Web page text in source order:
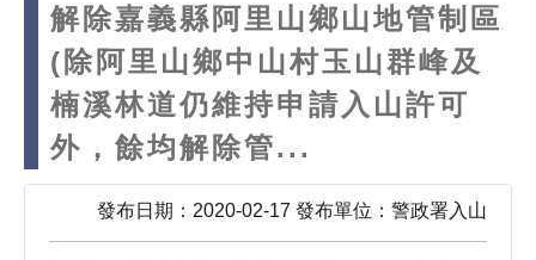
解除嘉義縣阿里山鄉山地管制區
(除阿里山鄉中山村玉山群峰及
楠溪林道仍維持申請入山許可
外，餘均解除管...
發布日期：2020-02-17 發布單位：警政署入山